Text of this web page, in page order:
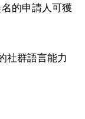
的申請人可獲
社群語言能力